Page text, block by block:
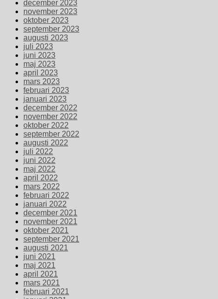
december 2023
november 2023
oktober 2023
september 2023
augusti 2023
juli 2023
juni 2023
maj 2023
april 2023
mars 2023
februari 2023
januari 2023
december 2022
november 2022
oktober 2022
september 2022
augusti 2022
juli 2022
juni 2022
maj 2022
april 2022
mars 2022
februari 2022
januari 2022
december 2021
november 2021
oktober 2021
september 2021
augusti 2021
juni 2021
maj 2021
april 2021
mars 2021
februari 2021